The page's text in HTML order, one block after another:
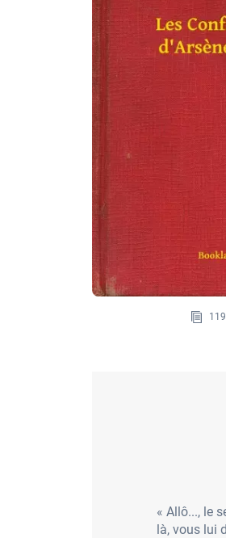
« Allô..., le
là, vous lui